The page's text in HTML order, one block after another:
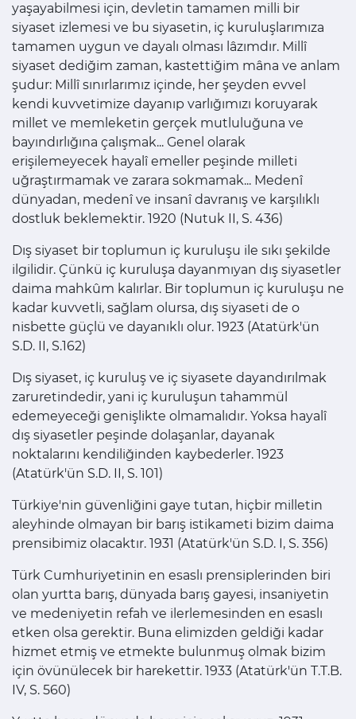
yaşayabilmesi için, devletin tamamen milli bir
siyaset izlemesi ve bu siyasetin, iç kuruluşlarımıza
tamamen uygun ve dayalı olması lâzımdır. Millî
siyaset dediğim zaman, kastettiğim mâna ve anlam
şudur: Millî sınırlarımız içinde, her şeyden evvel
kendi kuvvetimize dayanıp varlığımızı koruyarak
millet ve memleketin gerçek mutluluğuna ve
bayındırlığına çalışmak... Genel olarak
erişilemeyecek hayalî emeller peşinde milleti
uğraştırmamak ve zarara sokmamak... Medenî
dünyadan, medenî ve insanî davranış ve karşılıklı
dostluk beklemektir. 1920 (Nutuk II, S. 436)
Dış siyaset bir toplumun iç kuruluşu ile sıkı şekilde
ilgilidir. Çünkü iç kuruluşa dayanmıyan dış siyasetler
daima mahkûm kalırlar. Bir toplumun iç kuruluşu ne
kadar kuvvetli, sağlam olursa, dış siyaseti de o
nisbette güçlü ve dayanıklı olur. 1923 (Atatürk'ün
S.D. II, S.162)
Dış siyaset, iç kuruluş ve iç siyasete dayandırılmak
zaruretindedir, yani iç kuruluşun tahammül
edemeyeceği genişlikte olmamalıdır. Yoksa hayalî
dış siyasetler peşinde dolaşanlar, dayanak
noktalarını kendiliğinden kaybederler. 1923
(Atatürk'ün S.D. II, S. 101)
Türkiye'nin güvenliğini gaye tutan, hiçbir milletin
aleyhinde olmayan bir barış istikameti bizim daima
prensibimiz olacaktır. 1931 (Atatürk'ün S.D. I, S. 356)
Türk Cumhuriyetinin en esaslı prensiplerinden biri
olan yurtta barış, dünyada barış gayesi, insaniyetin
ve medeniyetin refah ve ilerlemesinden en esaslı
etken olsa gerektir. Buna elimizden geldiği kadar
hizmet etmiş ve etmekte bulunmuş olmak bizim
için övünülecek bir harekettir. 1933 (Atatürk'ün T.T.B.
IV, S. 560)